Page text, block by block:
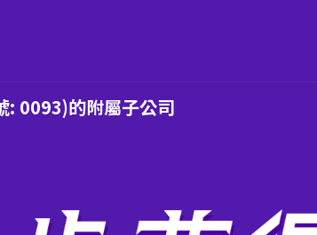
: 0093)的附屬子公司